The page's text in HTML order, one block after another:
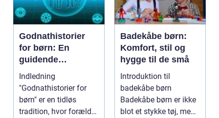
Godnathistorier
for børn: En
guidende
fortælling til
forældre og
interesserede
Indledning
"Godnathistorier for
børn" er en tidløs
tradition, hvor forældre
Badekåbe børn:
Komfort, stil og
hygge til de små
Introduktion til
badekåbe børn
Badekåbe børn er ikke
blot et stykke tøj, men